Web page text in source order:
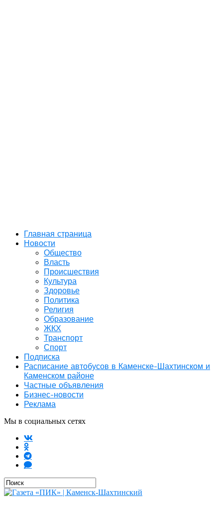
Главная страница
Новости
Общество
Власть
Происшествия
Культура
Здоровье
Политика
Религия
Образование
ЖКХ
Транспорт
Спорт
Подписка
Расписание автобусов в Каменске-Шахтинском и
Каменском районе
Частные объявления
Бизнес-новости
Реклама
Мы в социальных сетях